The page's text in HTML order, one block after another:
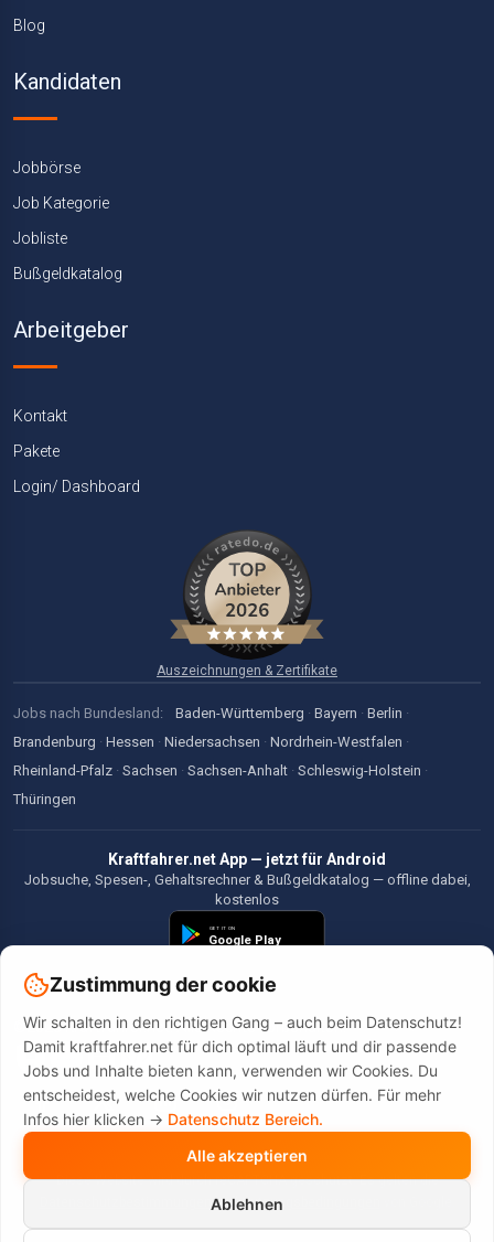
Blog
Kandidaten
Jobbörse
Job Kategorie
Jobliste
Bußgeldkatalog
Arbeitgeber
Kontakt
Pakete
Login/ Dashboard
Auszeichnungen & Zertifikate
Jobs nach Bundesland: Baden-Württemberg · Bayern · Berlin ·
Brandenburg · Hessen · Niedersachsen · Nordrhein-Westfalen ·
Rheinland-Pfalz · Sachsen · Sachsen-Anhalt · Schleswig-Holstein ·
Thüringen
Kraftfahrer.net App — jetzt für Android
Jobsuche, Spesen-, Gehaltsrechner & Bußgeldkatalog — offline dabei,
kostenlos
©2026 Kraftfahrer.net. Alle Rechte vorbehalten.
Diese Website wird durch reCAPTCHA geschützt. Es gelten die
undNutzungsbedingungen
Zustimmung der cookie
Wir schalten in den richtigen Gang – auch beim Datenschutz!
Damit kraftfahrer.net für dich optimal läuft und dir passende
Jobs und Inhalte bieten kann, verwenden wir Cookies. Du
entscheidest, welche Cookies wir nutzen dürfen. Für mehr
Infos hier klicken -> Datenschutz Bereich.
Alle akzeptieren
Ablehnen